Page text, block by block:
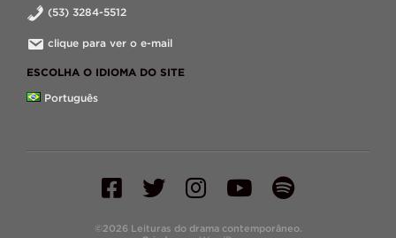
(53) 3284-5512
clique para ver o e-mail
ESCOLHA O IDIOMA DO SITE
Português
©2026 Leituras do drama contemporâneo.